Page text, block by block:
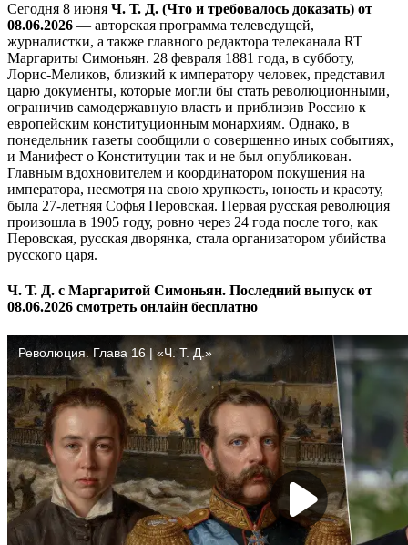
Сегодня 8 июня Ч. Т. Д. (Что и требовалось доказать) от
08.06.2026 — авторская программа телеведущей,
журналистки, а также главного редактора телеканала RT
Маргариты Симоньян. 28 февраля 1881 года, в субботу,
Лорис-Меликов, близкий к императору человек, представил
царю документы, которые могли бы стать революционными,
ограничив самодержавную власть и приблизив Россию к
европейским конституционным монархиям. Однако, в
понедельник газеты сообщили о совершенно иных событиях,
и Манифест о Конституции так и не был опубликован.
Главным вдохновителем и координатором покушения на
императора, несмотря на свою хрупкость, юность и красоту,
была 27-летняя Софья Перовская. Первая русская революция
произошла в 1905 году, ровно через 24 года после того, как
Перовская, русская дворянка, стала организатором убийства
русского царя.
Ч. Т. Д. с Маргаритой Симоньян. Последний выпуск от
08.06.2026 смотреть онлайн бесплатно